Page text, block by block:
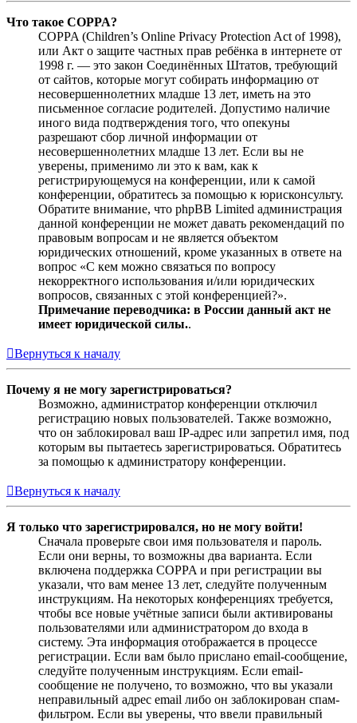
Что такое COPPA?
COPPA (Children’s Online Privacy Protection Act of 1998),
или Акт о защите частных прав ребёнка в интернете от
1998 г. — это закон Соединённых Штатов, требующий
от сайтов, которые могут собирать информацию от
несовершеннолетних младше 13 лет, иметь на это
письменное согласие родителей. Допустимо наличие
иного вида подтверждения того, что опекуны
разрешают сбор личной информации от
несовершеннолетних младше 13 лет. Если вы не
уверены, применимо ли это к вам, как к
регистрирующемуся на конференции, или к самой
конференции, обратитесь за помощью к юрисконсульту.
Обратите внимание, что phpBB Limited администрация
данной конференции не может давать рекомендаций по
правовым вопросам и не является объектом
юридических отношений, кроме указанных в ответе на
вопрос «С кем можно связаться по вопросу
некорректного использования и/или юридических
вопросов, связанных с этой конференцией?».
Примечание переводчика: в России данный акт не
имеет юридической силы..
Вернуться к началу
Почему я не могу зарегистрироваться?
Возможно, администратор конференции отключил
регистрацию новых пользователей. Также возможно,
что он заблокировал ваш IP-адрес или запретил имя, под
которым вы пытаетесь зарегистрироваться. Обратитесь
за помощью к администратору конференции.
Вернуться к началу
Я только что зарегистрировался, но не могу войти!
Сначала проверьте свои имя пользователя и пароль.
Если они верны, то возможны два варианта. Если
включена поддержка COPPA и при регистрации вы
указали, что вам менее 13 лет, следуйте полученным
инструкциям. На некоторых конференциях требуется,
чтобы все новые учётные записи были активированы
пользователями или администратором до входа в
систему. Эта информация отображается в процессе
регистрации. Если вам было прислано email-сообщение,
следуйте полученным инструкциям. Если email-
сообщение не получено, то возможно, что вы указали
неправильный адрес email либо он заблокирован спам-
фильтром. Если вы уверены, что ввели правильный